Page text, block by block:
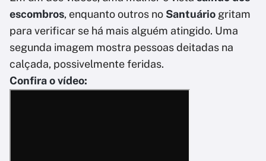
escombros, enquanto outros no Santuário gritam
para verificar se há mais alguém atingido. Uma
segunda imagem mostra pessoas deitadas na
calçada, possivelmente feridas.
Confira o vídeo: